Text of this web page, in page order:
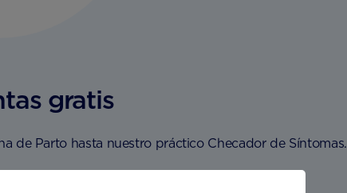
gratis
de Parto hasta nuestro práctico Checador de Síntomas.